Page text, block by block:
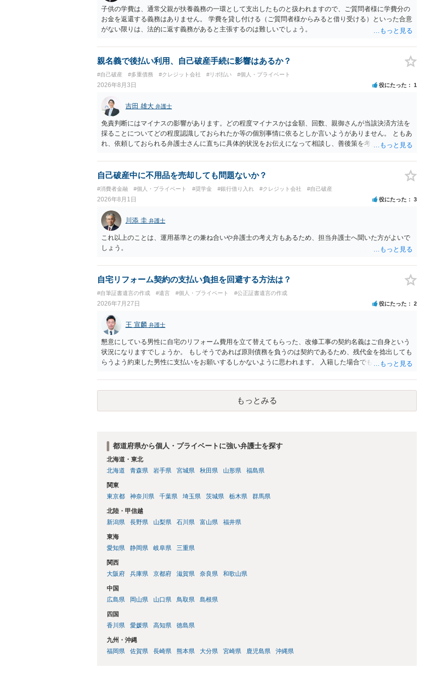
子供の学費は、通常父親が扶養義務の一環として支出したものと扱われますので、ご質問者様に学費分の
お金を返還する義務はありません。 学費を貸し付ける（ご質問者様からみると借り受ける）といった合意
がない限りは、法的に返す義務があると主張するのは難しいでしょう。
親名義で後払い利用、自己破産手続に影響はあるか？
#自己破産 #多重債務 #クレジット会社 #リボ払い #個人・プライベート
2026年8月3日 役にたった 1
吉田 雄大 弁護士
免責判断にはマイナスの影響があります。どの程度マイナスかは金額、回数、親御さんが当該決済方法を
採ることについてどの程度認識しておられたか等の個別事情に依るとしか言いようがありません。 ともあ
れ、依頼しておられる弁護士さんに直ちに具体的状況をお伝えになって相談し、善後策を考えることをお
自己破産中に不用品を売却しても問題ないか？
#消費者金融 #個人・プライベート #奨学金 #銀行借り入れ #クレジット会社 #自己破産
2026年8月1日 役にたった 3
川添 圭 弁護士
これ以上のことは、運用基準との兼ね合いや弁護士の考え方もあるため、担当弁護士へ聞いた方がよいで
しょう。
自宅リフォーム契約の支払い負担を回避する方法は？
#自筆証書遺言の作成 #遺言 #個人・プライベート #公正証書遺言の作成
2026年7月27日 役にたった 2
王 宣麟 弁護士
懇意にしている男性に自宅のリフォーム費用を立て替えてもらった、改修工事の契約名義はご自身という
状況になりますでしょうか。 もしそうであれば原則債務を負うのは契約であるため、残代金を捻出しても
らうよう約束した男性に支払いをお願いするしかないように思われます。 入籍した場合でも、原則契約者
アドバイスを行うのも限界があるように思われますので、資料等を持参のうえ個別に弁護士に相談される
ことをお勧めします。
もっとみる
都道府県から個人・プライベートに強い弁護士を探す
北海道・東北
北海道
青森県 岩手県 宮城県 秋田県 山形県 福島県
関東
東京都
神奈川県 千葉県 埼玉県 茨城県 栃木県 群馬県
北陸・甲信越
新潟県
長野県 山梨県 石川県 富山県 福井県
東海
愛知県
静岡県 岐阜県 三重県
関西
大阪府
兵庫県 京都府 滋賀県 奈良県 和歌山県
中国
広島県
岡山県 山口県 鳥取県 島根県
四国
香川県
愛媛県 高知県 徳島県
九州・沖縄
福岡県
佐賀県 長崎県 熊本県 大分県 宮崎県 鹿児島県 沖縄県